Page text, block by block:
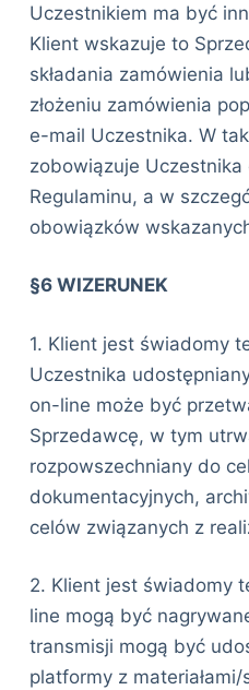
Uczestnikiem ma być
Klient wskazuje to
składania zamówienia
złożeniu zamówienia
e-mail Uczestnika. W
zobowiązuje
Regulaminu, a w
obowiązków
§6 WIZERUNEK
1. Klient jest świadomy
Uczestnika
on-line może być
Sprzedawcę, w tym
rozpowszechniany do
dokumentacyjnych,
celów związanych z
2. Klient jest świadomy
line mogą być
transmisji mogą być
platformy z